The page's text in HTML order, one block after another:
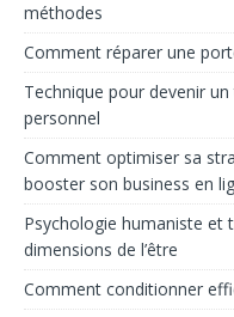
méthodes
Comment réparer une
Technique pour devenir
personnel
Comment optimiser sa
booster son business en
Psychologie humaniste et
dimensions de l’être
Comment conditionner